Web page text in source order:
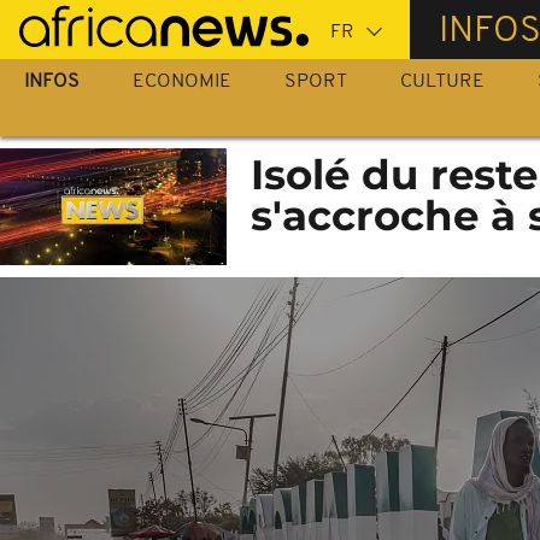
Passer
au
contenu
INFOS
INFOS ECONOMIE SPORT CULTURE
Isolé du
s'accroche à